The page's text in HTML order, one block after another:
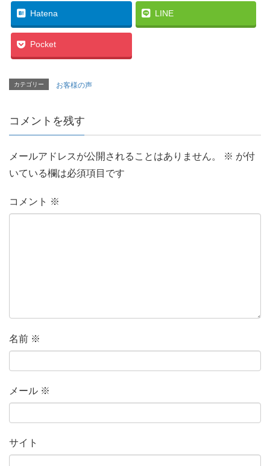
Hatena LINE
Pocket
カテゴリー お客様の声
コメントを残す
メールアドレスが公開されることはありません。 ※ が付
いている欄は必須項目です
コメント ※
名前 ※
メール ※
サイト